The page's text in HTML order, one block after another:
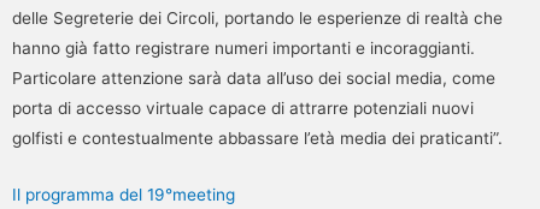
delle Segreterie dei Circoli, portando le esperienze di realtà che
hanno già fatto registrare numeri importanti e incoraggianti.
Particolare attenzione sarà data all’uso dei social media, come
porta di accesso virtuale capace di attrarre potenziali nuovi
golfisti e contestualmente abbassare l’età media dei praticanti”.
Il programma del 19°meeting